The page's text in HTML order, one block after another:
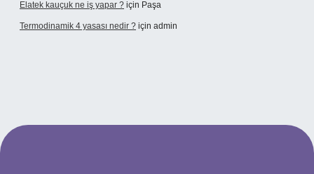
Elatek kauçuk ne iş yapar ? için Paşa
Termodinamik 4 yasası nedir ? için admin
mi